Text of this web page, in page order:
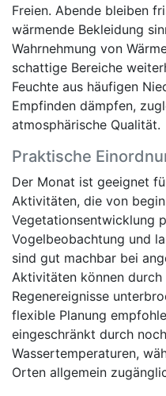
Freien. Abende bleiben
wärmende Bekleidung
Wahrnehmung von
schattige Bereiche
Feuchte aus häufigen
Empfinden dämpfen,
atmosphärische Qualität.
Praktische
Der Monat ist geeignet
Aktivitäten, die von
Vegetationsentwicklung
Vogelbeobachtung und
sind gut machbar bei
Aktivitäten können
Regenereignisse
flexible Planung
eingeschränkt durch
Wassertemperaturen,
Orten allgemein